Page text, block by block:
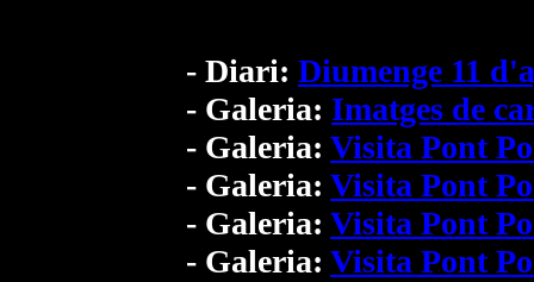
- Diari: Diumenge 11
- Galeria: Imatges de
- Galeria: Visita Pont
- Galeria: Visita Pont
- Galeria: Visita Pont
- Galeria: Visita Pont